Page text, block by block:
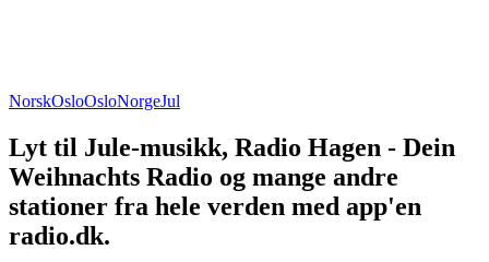
NorskOsloOsloNorgeJul
Lyt til Jule-musikk, Radio Hagen - Dein
Weihnachts Radio og mange andre
stationer fra hele verden med app'en
radio.dk.